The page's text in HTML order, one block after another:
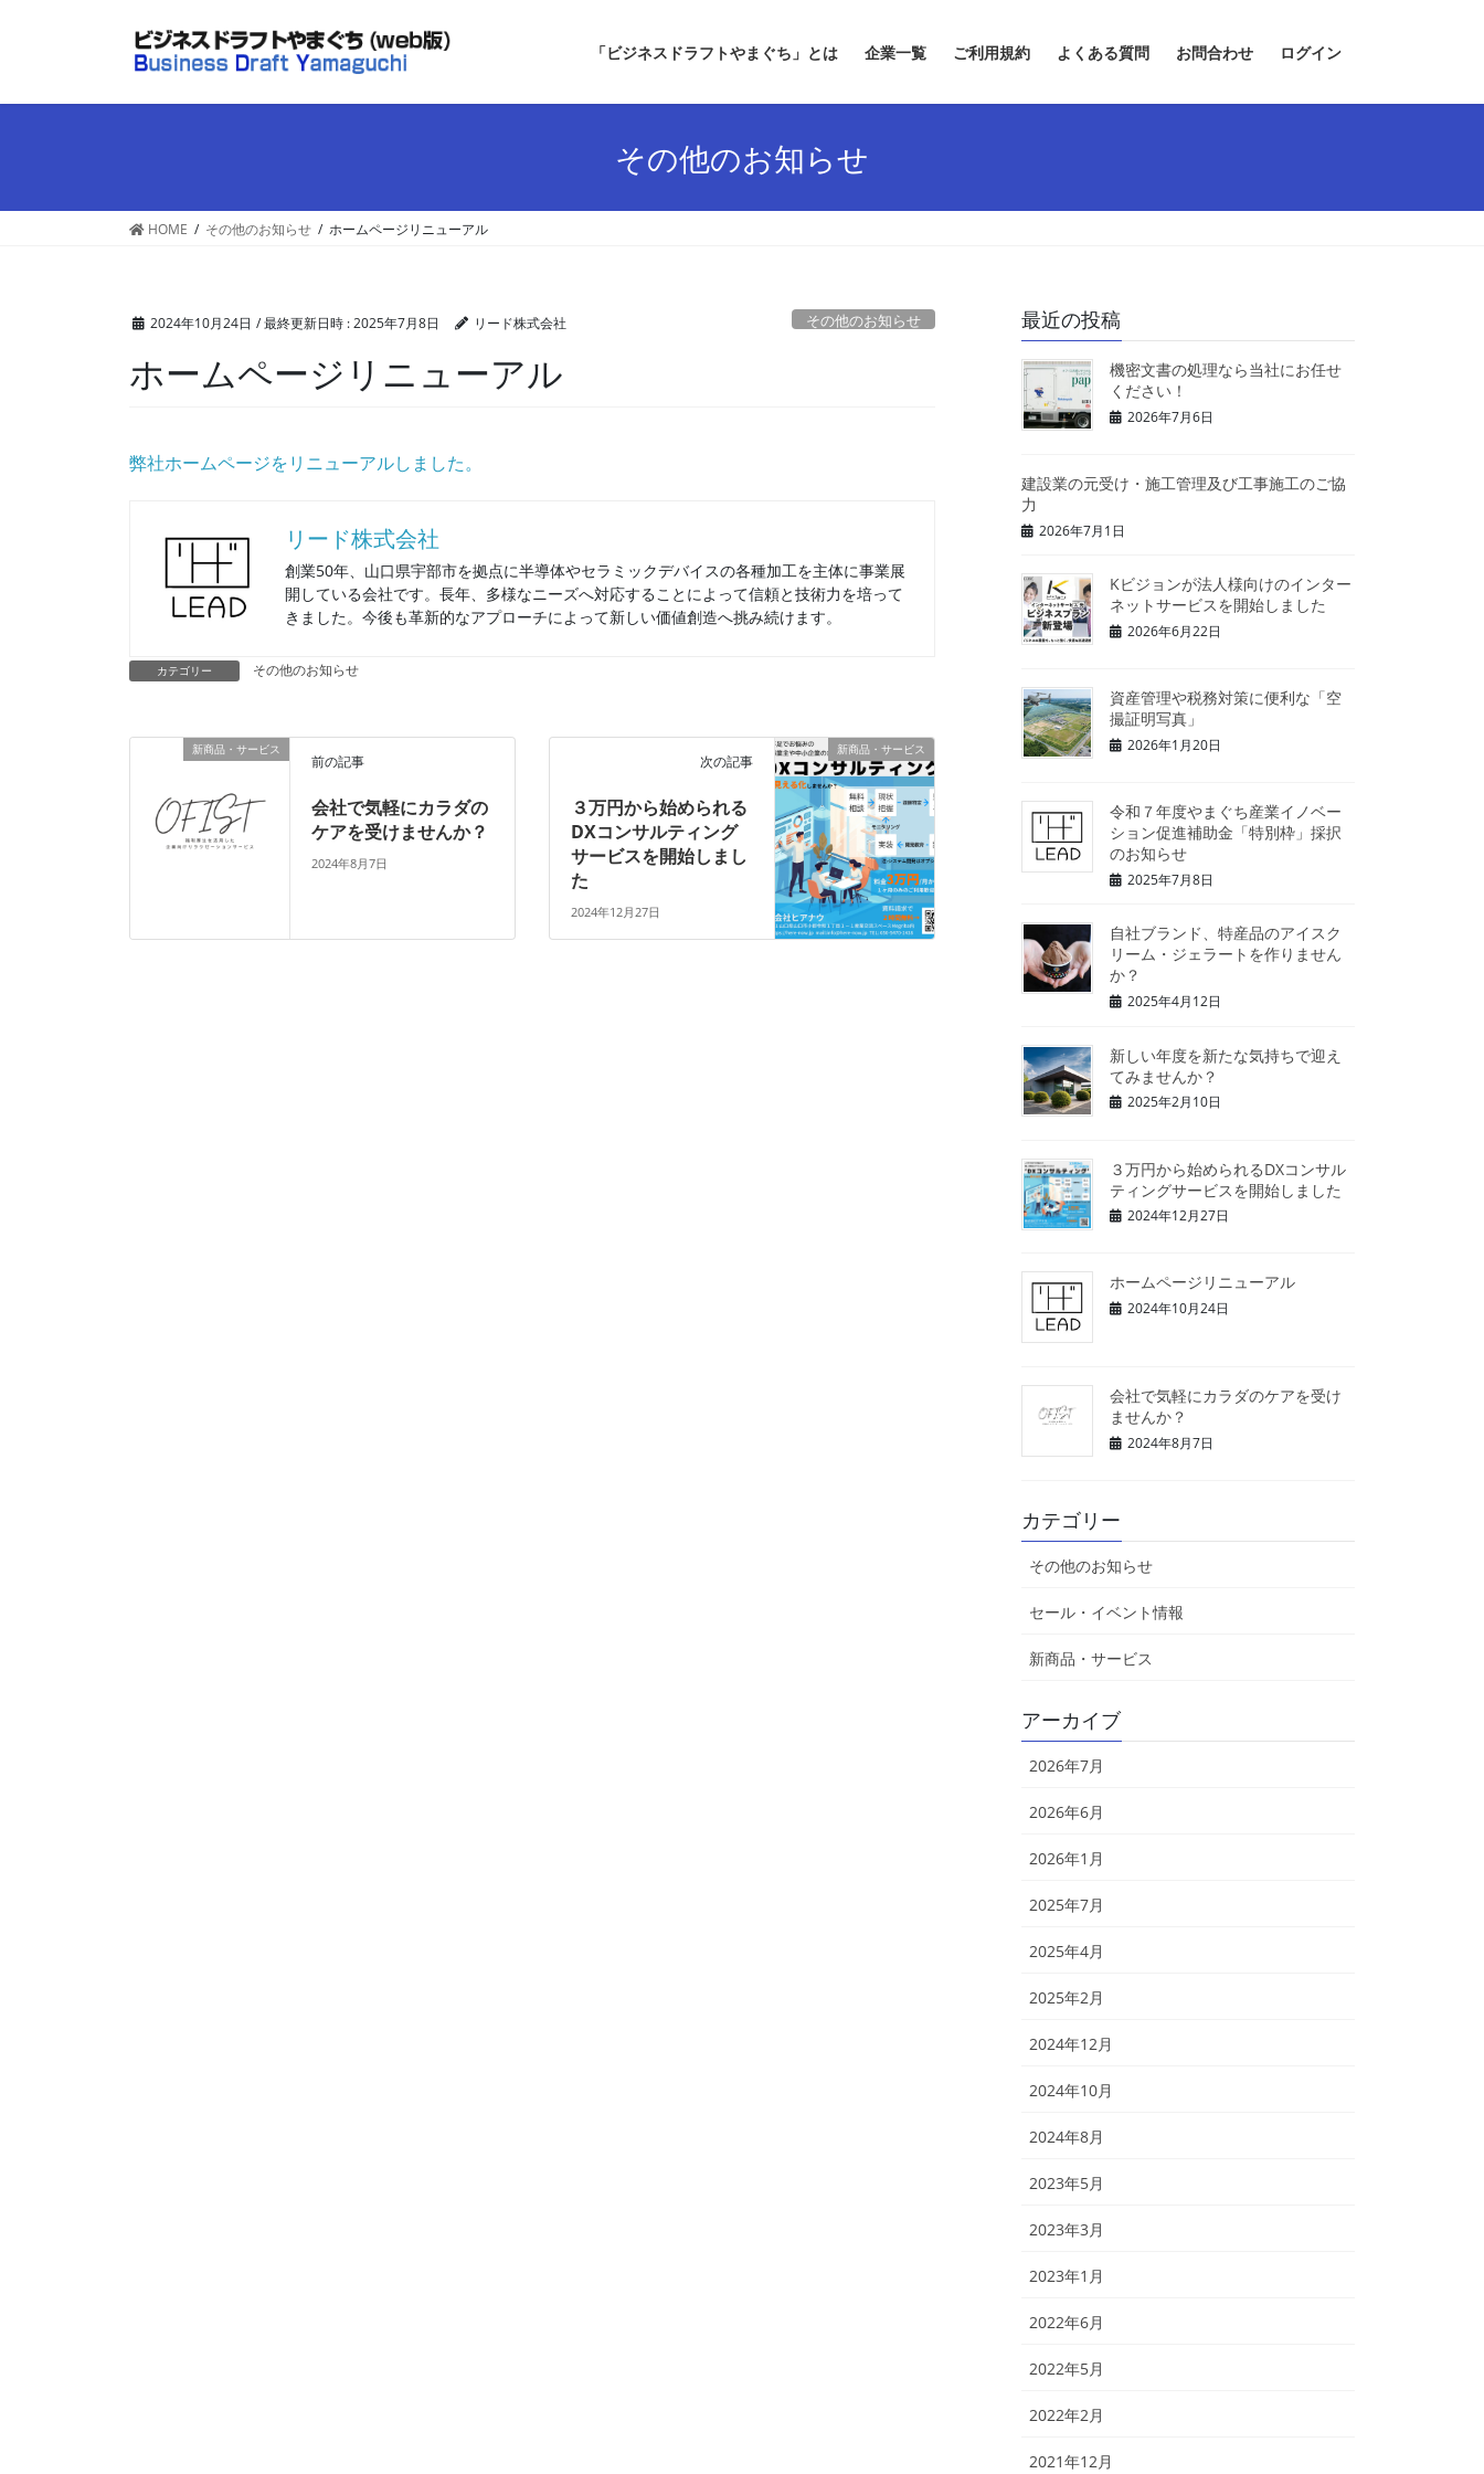
「ビジネスドラフトやまぐち」とは 企業一覧 ご利用規約 よくある質問 お問合わせ ログイン
その他のお知らせ
HOME その他のお知らせ ホームページリニューアル
2024年10月24日 / 最終更新日時 :2025年7月8日 リード株式会社 その他のお知らせ
ホームページリニューアル
弊社ホームページをリニューアルしました。
リード株式会社
創業50年、山口県宇部市を拠点に半導体やセラミックデバイスの各種加工を主体に事業展
開している会社です。長年、多様なニーズへ対応することによって信頼と技術力を培って
きました。今後も革新的なアプローチによって新しい価値創造へ挑み続けます。
カテゴリー その他のお知らせ
新商品・サービス
前の記事
会社で気軽にカラダの
ケアを受けませんか？
2024年8月7日
新商品・サービス
次の記事
３万円から始められる
DXコンサルティング
サービスを開始しまし
た
2024年12月27日
最近の投稿
機密文書の処理なら当社にお任せ
ください！
2026年7月6日
建設業の元受け・施工管理及び工事施工のご協
力
2026年7月1日
Kビジョンが法人様向けのインター
ネットサービスを開始しました
2026年6月22日
資産管理や税務対策に便利な「空
撮証明写真」
2026年1月20日
令和７年度やまぐち産業イノベー
ション促進補助金「特別枠」採択
のお知らせ
2025年7月8日
自社ブランド、特産品のアイスク
リーム・ジェラートを作りません
か？
2025年4月12日
新しい年度を新たな気持ちで迎え
てみませんか？
2025年2月10日
３万円から始められるDXコンサル
ティングサービスを開始しました
2024年12月27日
ホームページリニューアル
2024年10月24日
会社で気軽にカラダのケアを受け
ませんか？
2024年8月7日
カテゴリー
その他のお知らせ
セール・イベント情報
新商品・サービス
アーカイブ
2026年7月
2026年6月
2026年1月
2025年7月
2025年4月
2025年2月
2024年12月
2024年10月
2024年8月
2023年5月
2023年3月
2023年1月
2022年6月
2022年5月
2022年2月
2021年12月